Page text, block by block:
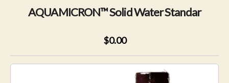
AQUAMICRON™ Solid Water Standar
$0.00